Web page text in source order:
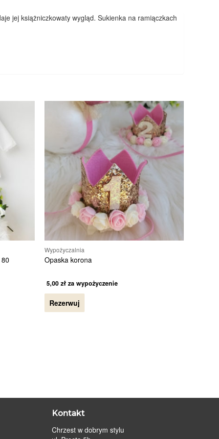
jej książniczkowaty wygląd. Sukienka na ramiączkach
Wypożyczalnia
Opaska korona
5,00 zł za wypożyczenie
Rezerwuj
Kontakt
Chrzest w dobrym stylu